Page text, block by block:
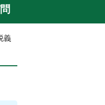
義